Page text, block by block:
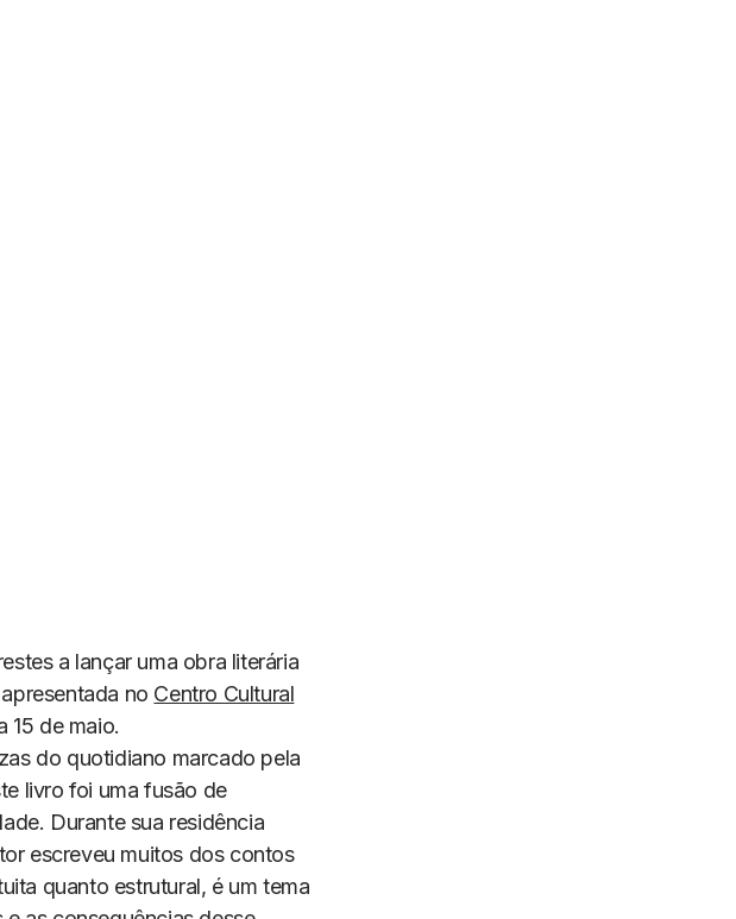
a lançar uma obra literária
no Centro Cultural
15 de maio.
do quotidiano marcado pela
livro foi uma fusão de
Durante sua residência
escreveu muitos dos contos
quanto estrutural, é um tema